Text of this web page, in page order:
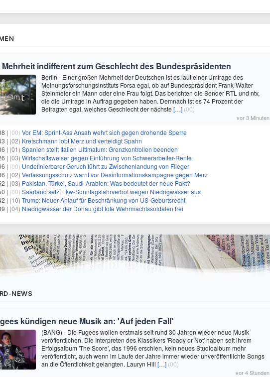
Mehrheit indifferent zum Geschlecht des Bundespräsidenten
Berlin - Einer großen Mehrheit der Deutschen ist es laut einer Umfrage des
Meinungsforschungsinstituts Forsa egal, ob auf Bundespräsident Frank-Walter
Steinmeier ein Mann oder eine Frau folgt. Das berichten die Sender RTL und ntv,
die die Umfrage in Auftrag gegeben haben. Demnach ist es 74 Prozent der
Befragten egal, welches Geschlecht der nächste […] (00)
vor 3 Minuten
| (00) Vor EM: Sprint-Ass Ansah wehrt sich gegen drohende Sperre
| (02) Kretschmann lobt Merz und verteidigt Spahn
| (01) Spanien stellt Italien Ultimatum: Grenzkontrollen beenden
| (03) Wirtschaftsweiser gegen Einführung von Schwerarbeiter-Rente
| (00) Undefinierbarer Geruch führt zu Zwischenlandung von Flieger
| (02) Verfassungsschutz warnt vor Desinformationskampagne gegen Merz
| (03) Pakistan, Türkei, Saudi-Arabien: Was bedeutet der neue Pakt?
| (00) Saarland setzt Lkw-Sonntagsfahrverbot wegen Niedrigwasser aus
| (10) Trump: Neuer Anlauf für Beschränkung von US-Geburtsrecht
| (04) Niedrigwasser der Donau gibt tote Wehrmachtssoldaten frei
NEWS
kündigen neue Musik an: 'Auf jeden Fall'
(BANG) - Die Fugees wollen erstmals seit rund 30 Jahren wieder neue Musik
veröffentlichen. Die Interpreten des Klassikers 'Ready or Not' haben seit ihrem
Erfolgsalbum 'The Score', das 1996 erschien, kein neues Studioalbum mehr
veröffentlicht, auch wenn im Laufe der Jahre immer wieder unveröffentlichte Songs
an die Öffentlichkeit gelangten. Lauryn Hill […] (00)
vor 4 Stunden